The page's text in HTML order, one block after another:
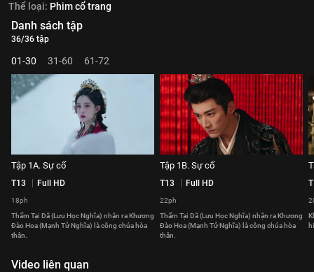
Thể loại: Phim cổ trang
Danh sách tập
36/36 tập
01-30 31-60 61-72
Tập 1A. Sự cố
T13 Full HD
18ph
Thẩm Tại Dã (Lưu Học Nghĩa) nhận ra Khương
Đào Hoa (Mạnh Tử Nghĩa) là công chúa hòa
thân.
Tập 1B. Sự cố
T13 Full HD
22ph
Thẩm Tại Dã (Lưu Học Nghĩa) nhận ra Khương
Đào Hoa (Mạnh Tử Nghĩa) là công chúa hòa
thân.
Video liên quan